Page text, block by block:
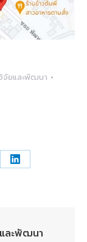
จัยและพัฒนา
Share
ละพัฒนา